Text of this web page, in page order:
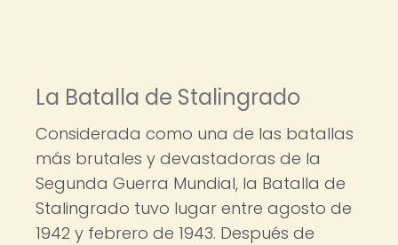
La Batalla de Stalingrado
Considerada como una de las batallas
más brutales y devastadoras de la
Segunda Guerra Mundial, la Batalla de
Stalingrado tuvo lugar entre agosto de
1942 y febrero de 1943. Después de